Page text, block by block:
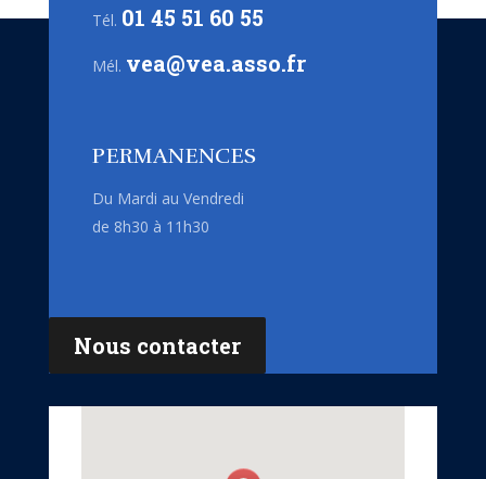
Tél. 01 45 51 60 55
Mél. vea@vea.asso.fr
PERMANENCES
Du Mardi au Vendredi
de 8h30 à 11h30
Nous contacter